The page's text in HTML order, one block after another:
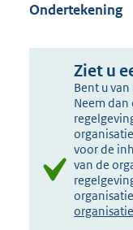
Ondertekening
Ziet u
Bent u
Neem
voor de
van de